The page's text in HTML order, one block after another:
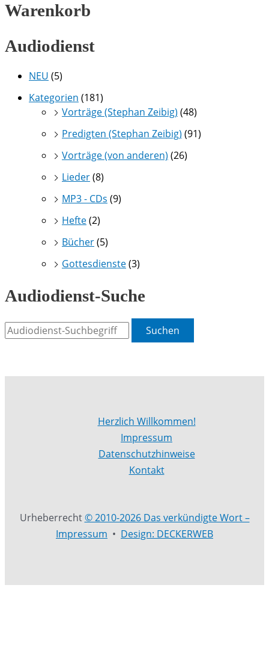
Warenkorb
Audiodienst
NEU (5)
Kategorien (181)
Vorträge (Stephan Zeibig) (48)
Predigten (Stephan Zeibig) (91)
Vorträge (von anderen) (26)
Lieder(8)
MP3 - CDs (9)
Hefte(2)
Bücher(5)
Gottesdienste(3)
Audiodienst-Suche
Suchen
Herzlich Willkommen!
Impressum
Datenschutzhinweise
Kontakt
Urheberrecht© 2010-2026 Das verkündigte Wort –
Impressum • Design: DECKERWEB